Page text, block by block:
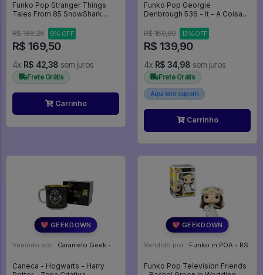
Funko Pop Stranger Things
Tales From 85 SnowShark
R$ 186,26
9% OFF
R$ 169,50
4x R$ 42,38 sem juros
Frete Grátis
Carrinho
Funko Pop Georgie
Denbrough 536 - It - A Coisa
R$ 160,80
13% OFF
R$ 139,90
4x R$ 34,98 sem juros
Frete Grátis
Aqui tem cupom
Carrinho
💖 GEEKDOWN
Vendido por: Caramelo Geek - DF
Caneca - Hogwarts - Harry
💖 GEEKDOWN
Vendido por: Funko in POA - RS
Funko Pop Television Friends